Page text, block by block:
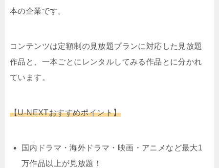
本の企業です。
コンテンツは定額制の見放題プランに対応した見放題
作品と、一本ごとにレンタルしてみる作品とに分かれ
ています。
【U-NEXTおすすめポイント】
国内ドラマ・海外ドラマ・映画・アニメなど最大1
万作品以上が見放題！